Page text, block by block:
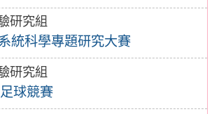
研究組
統科學專題研究大賽
研究組
球競賽